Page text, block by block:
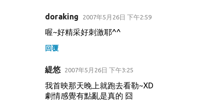
doraking 2007年5月26日 下午2:59
喔~好精采好刺激耶^^
回覆
緹悠 2007年5月26日 下午3:25
我首映那天晚上就跑去看勒~XD
劇情感覺有點亂是真的 囧